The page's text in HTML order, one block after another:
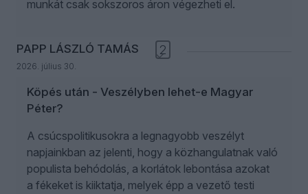
munkát csak sokszoros áron végezheti el.
PAPP LÁSZLÓ TAMÁS
2026. július 30.
2
Köpés után - Veszélyben lehet-e Magyar
Péter?
A csúcspolitikusokra a legnagyobb veszélyt
napjainkban az jelenti, hogy a közhangulatnak való
populista behódolás, a korlátok lebontása azokat
a fékeket is kiiktatja, melyek épp a vezető testi